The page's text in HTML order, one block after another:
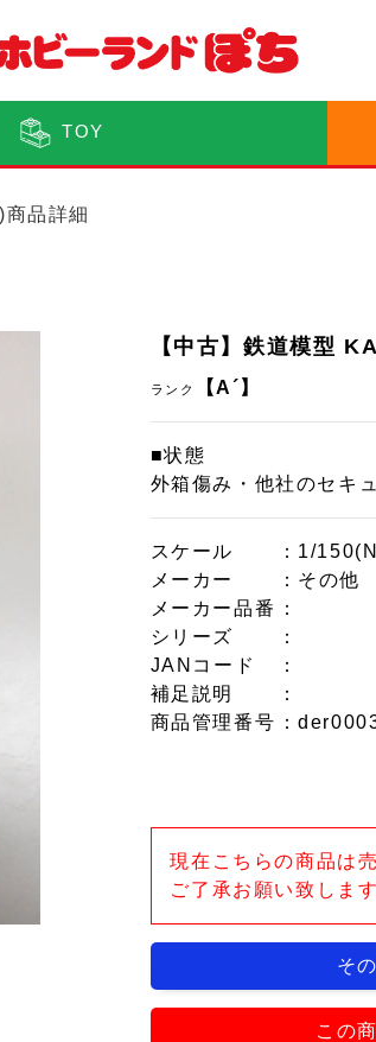
TOY
品詳細
【中古】鉄道模型
ランク 【A´】
■状態
外箱傷み・他社のセキ
スケール
：1/
メーカー
：その他
メーカー品番
：
シリーズ
：
JANコード
：
補足説明
：
商品管理番号 ：
現在こちらの商品は
ご了承お願い致します
そ
この